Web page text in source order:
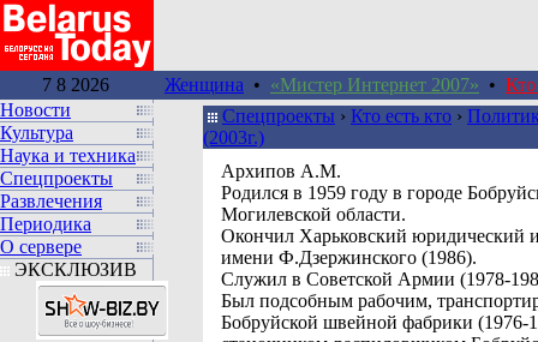
7 8 2026 Женщина • «Мистер Интернет 2007» • Кто
Новости
Культура
Наука и техника
Спецпроекты
Развлечения
Периодика
О сервере
ЭКСКЛЮЗИВ
Спецпроекты › Кто есть кто ›
(2003г.)
Архипов А.М.
Родился в 1959 году в городе
Могилевской области.
Окончил Харьковский юридический
имени Ф.Дзержинского (1986).
Служил в Советской Армии (1978-
Был подсобным рабочим,
Бобруйской швейной фабрики (1976-